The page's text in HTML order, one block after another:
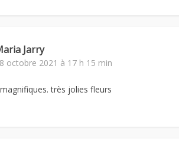
Jarry
octobre 2021 à 17 h 15 min
très jolies fleurs